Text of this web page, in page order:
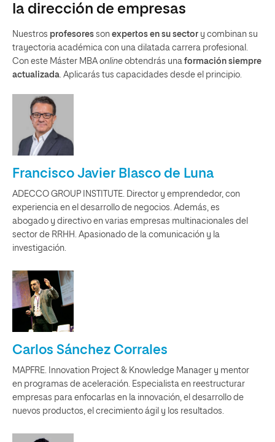
la dirección de empresas
Nuestros profesores son expertos en su sector y combinan su
trayectoria académica con una dilatada carrera profesional.
Con este Máster MBAonline obtendrás una formación siempre
actualizada. Aplicarás tus capacidades desde el principio.
Francisco Javier Blasco de Luna
ADECCO GROUP INSTITUTE. Director y emprendedor, con
experiencia en el desarrollo de negocios. Además, es
abogado y directivo en varias empresas multinacionales del
sector de RRHH. Apasionado de la comunicación y la
investigación.
Carlos Sánchez Corrales
MAPFRE. Innovation Project & Knowledge Manager y mentor
en programas de aceleración. Especialista en reestructurar
empresas para enfocarlas en la innovación, el desarrollo de
nuevos productos, el crecimiento ágil y los resultados.